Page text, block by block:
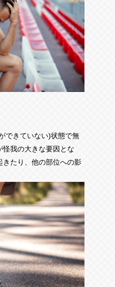
できていない)状態で無
我の大きな要因とな
きたり、他の部位への影